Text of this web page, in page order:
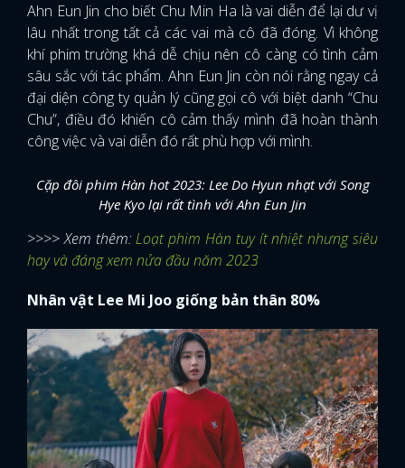
Ahn Eun Jin cho biết Chu Min Ha là vai diễn để lại dư vị
lâu nhất trong tất cả các vai mà cô đã đóng. Vì không
khí phim trường khá dễ chịu nên cô càng có tình cảm
sâu sắc với tác phẩm. Ahn Eun Jin còn nói rằng ngay cả
đại diện công ty quản lý cũng gọi cô với biệt danh “Chu
Chu”, điều đó khiến cô cảm thấy mình đã hoàn thành
công việc và vai diễn đó rất phù hợp với mình.
Cặp đôi phim Hàn hot 2023: Lee Do Hyun nhạt với Song
Hye Kyo lại rất tình với Ahn Eun Jin
>>>> Xem thêm:Loạt phim Hàn tuy ít nhiệt nhưng siêu
hay và đáng xem nửa đầu năm 2023
Nhân vật Lee Mi Joo giống bản thân 80%